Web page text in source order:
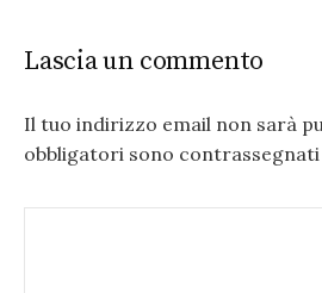
Lascia un commento
Il tuo indirizzo email non sarà
obbligatori sono contrassegnati